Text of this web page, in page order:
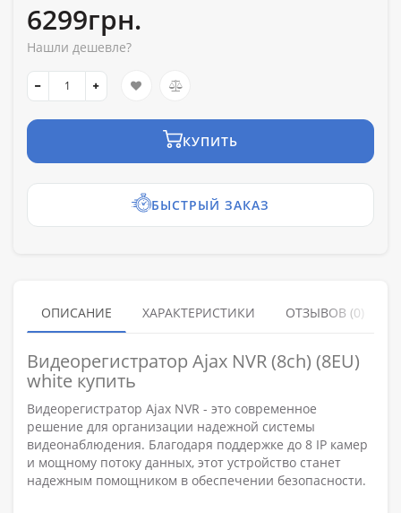
6299грн.
Нашли дешевле?
КУПИТЬ
БЫСТРЫЙ ЗАКАЗ
ОПИСАНИЕ ХАРАКТЕРИСТИКИ ОТЗЫВОВ (0)
Видеорегистратор Ajax NVR (8ch) (8EU)
white купить
Видеорегистратор Ajax NVR - это современное
решение для организации надежной системы
видеонаблюдения. Благодаря поддержке до 8 IP камер
и мощному потоку данных, этот устройство станет
надежным помощником в обеспечении безопасности.